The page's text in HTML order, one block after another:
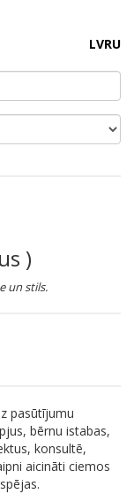
LVRU
)
un stils.
pasūtījumu
bērnu istabas,
konsultē,
aicināti ciemos